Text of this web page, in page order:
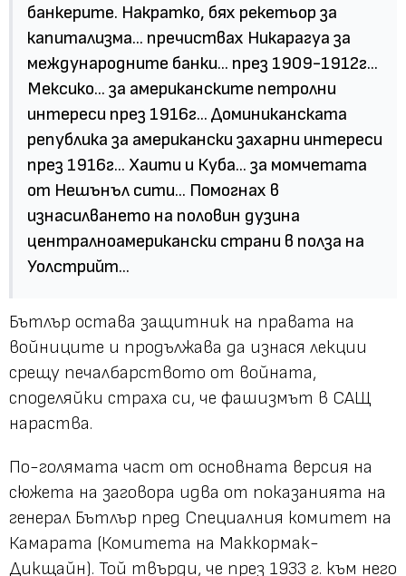
банкерите. Накратко, бях рекетьор за
капитализма... пречиствах Никарагуа за
международните банки... през 1909-1912г...
Мексико... за американските петролни
интереси през 1916г... Доминиканската
република за американски захарни интереси
през 1916г... Хаити и Куба... за момчетата
от Нешънъл сити... Помогнах в
изнасилването на половин дузина
централноамерикански страни в полза на
Уолстрийт...
Бътлър остава защитник на правата на
войниците и продължава да изнася лекции
срещу печалбарството от войната,
споделяйки страха си, че фашизмът в САЩ
нараства.
По-голямата част от основната версия на
сюжета на заговора идва от показанията на
генерал Бътлър пред Специалния комитет на
Камарата (Комитета на Маккормак-
Дикщайн). Той твърди, че през 1933 г. към него